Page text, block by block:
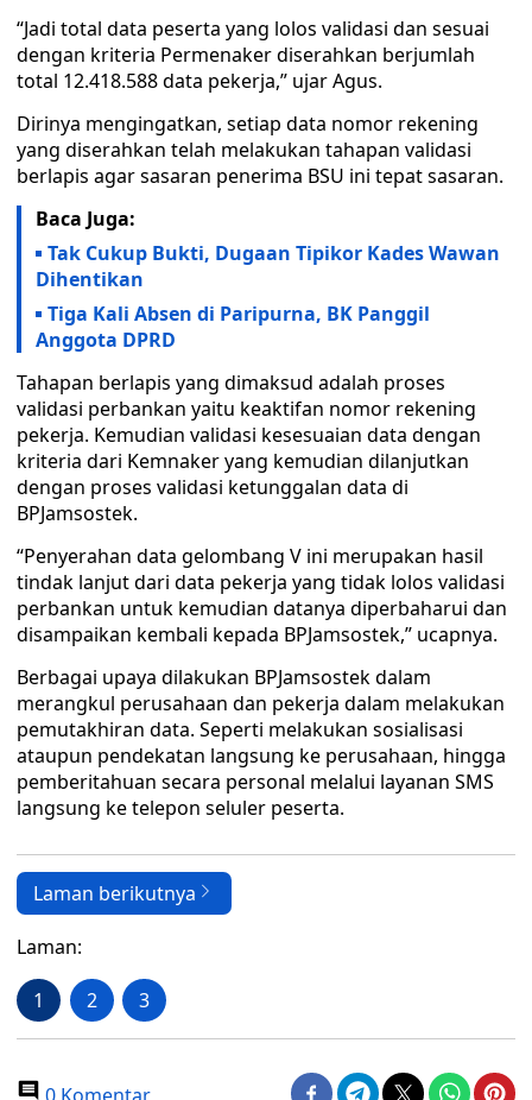
“Jadi total data peserta yang lolos validasi dan sesuai
dengan kriteria Permenaker diserahkan berjumlah
total 12.418.588 data pekerja,” ujar Agus.
Dirinya mengingatkan, setiap data nomor rekening
yang diserahkan telah melakukan tahapan validasi
berlapis agar sasaran penerima BSU ini tepat sasaran.
Baca Juga:
Tak Cukup Bukti, Dugaan Tipikor Kades Wawan
Dihentikan
Tiga Kali Absen di Paripurna, BK Panggil
Anggota DPRD
Tahapan berlapis yang dimaksud adalah proses
validasi perbankan yaitu keaktifan nomor rekening
pekerja. Kemudian validasi kesesuaian data dengan
kriteria dari Kemnaker yang kemudian dilanjutkan
dengan proses validasi ketunggalan data di
BPJamsostek.
“Penyerahan data gelombang V ini merupakan hasil
tindak lanjut dari data pekerja yang tidak lolos validasi
perbankan untuk kemudian datanya diperbaharui dan
disampaikan kembali kepada BPJamsostek,” ucapnya.
Berbagai upaya dilakukan BPJamsostek dalam
merangkul perusahaan dan pekerja dalam melakukan
pemutakhiran data. Seperti melakukan sosialisasi
ataupun pendekatan langsung ke perusahaan, hingga
pemberitahuan secara personal melalui layanan SMS
langsung ke telepon seluler peserta.
Laman berikutnya
Laman:
1 2 3